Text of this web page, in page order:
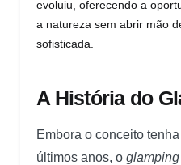
evoluiu, oferecendo a
a natureza sem abrir mão
sofisticada.
A História do
Embora o conceito
últimos anos, o glamping